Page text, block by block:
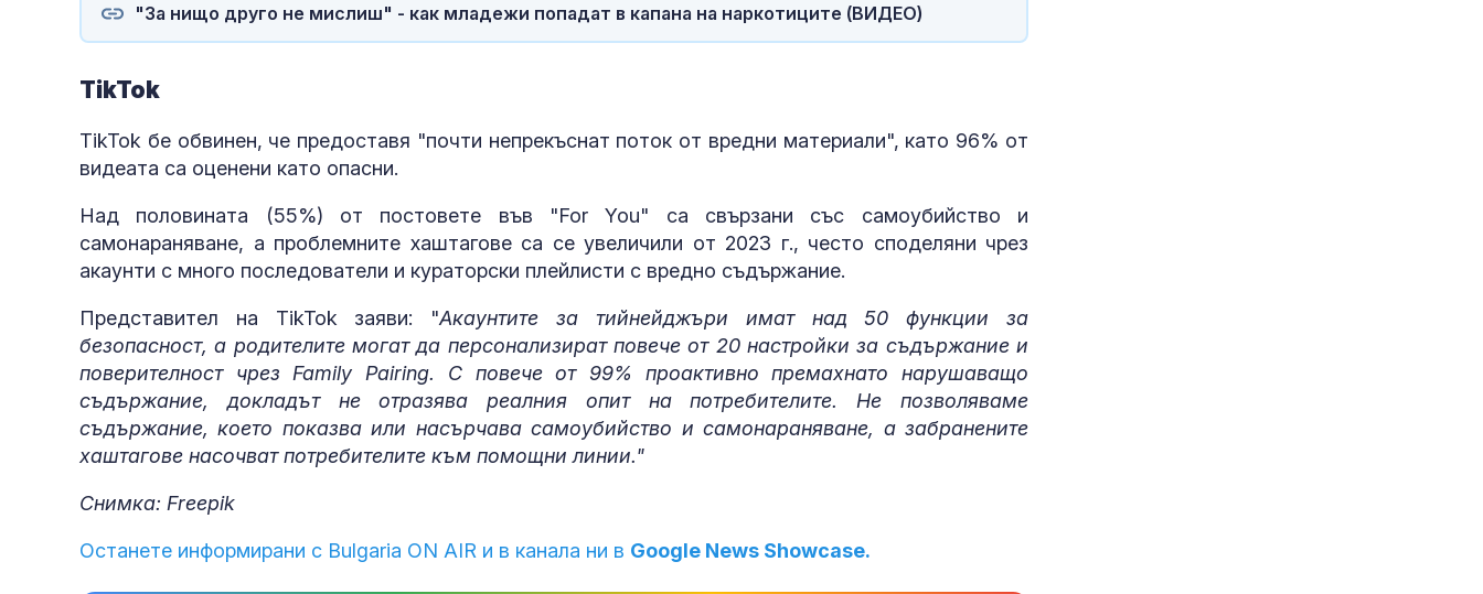
"За нищо друго не мислиш" - как младежи попадат в капана на наркотиците (ВИДЕО)
TikTok
TikTok бе обвинен, че предоставя "почти непрекъснат поток от вредни материали", като 96% от
видеата са оценени като опасни.
Над половината (55%) от постовете във "For You" са свързани със самоубийство и
самонараняване, а проблемните хаштагове са се увеличили от 2023 г., често споделяни чрез
акаунти с много последователи и кураторски плейлисти с вредно съдържание.
Представител на TikTok заяви: "Акаунтите за тийнейджъри имат над 50 функции за
безопасност, а родителите могат да персонализират повече от 20 настройки за съдържание и
поверителност чрез Family Pairing. С повече от 99% проактивно премахнато нарушаващо
съдържание, докладът не отразява реалния опит на потребителите. Не позволяваме
съдържание, което показва или насърчава самоубийство и самонараняване, а забранените
хаштагове насочват потребителите към помощни линии."
Снимка: Freepik
Останете информирани с Bulgaria ON AIR и в канала ни в Google News Showcase.